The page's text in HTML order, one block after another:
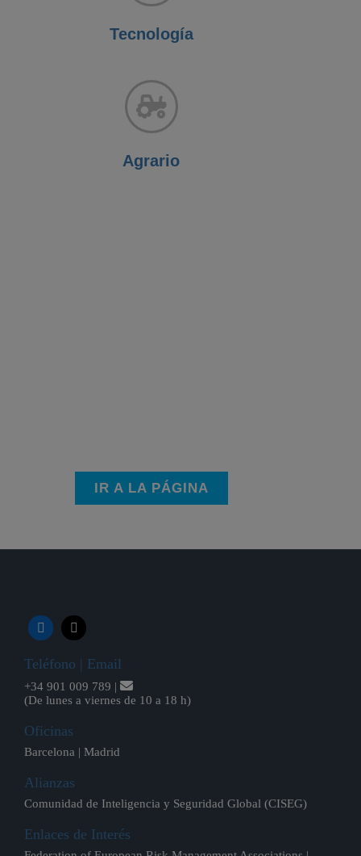
Tecnología
Agrario
IR A LA PÁGINA
Teléfono | Email
+34 901 009 789 |
(De lunes a viernes de 10 a 18 h)
Oficinas
Barcelona | Madrid
Alianzas
Comunidad de Inteligencia y Seguridad Global (CISEG)
Enlaces de Interés